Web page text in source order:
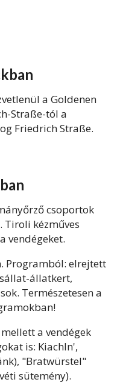
a Goldenen
Straße-tól a
Friedrich Straße.
csoportok
kézműves
vendégeket.
Programból: elrejtett
állatkert,
Természetesen a
a vendégek
is: Kiachln',
"Bratwürstel"
sütemény).